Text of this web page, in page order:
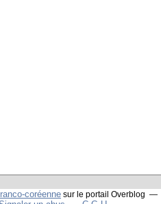
coréenne sur le portail Overblog